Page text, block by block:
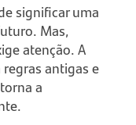
significar uma
Mas,
atenção. A
antigas e
a